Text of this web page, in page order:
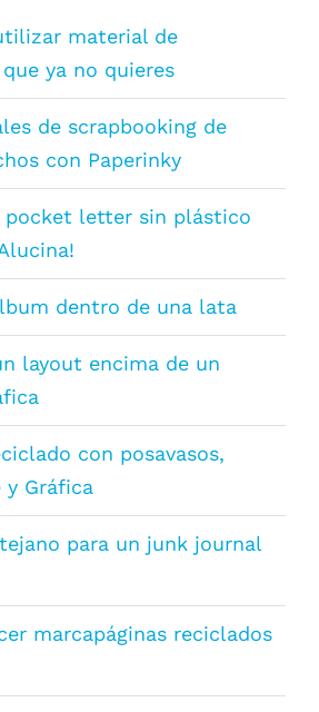
material de
ya no quieres
de scrapbooking de
con Paperinky
pocket letter sin plástico
dentro de una lata
layout encima de un
con posavasos,
Gráfica
para un junk journal
marcapáginas reciclados